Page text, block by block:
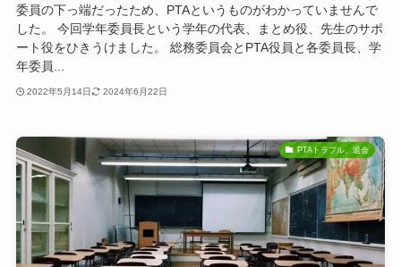
委員の下っ端だったため、PTAというものがわかっていませんで
した。 今回学年委員長という学年の代表、まとめ役、先生のサポ
ート役をひきうけました。 総務委員会とPTA役員と各委員長、学
年委員...
2022年5月14日 2024年6月22日
PTAトラブル、退会